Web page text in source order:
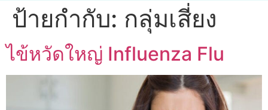
ป้ายกำกับ: กลุ่มเสี่ยง
ไข้หวัดใหญ่ Influenza Flu